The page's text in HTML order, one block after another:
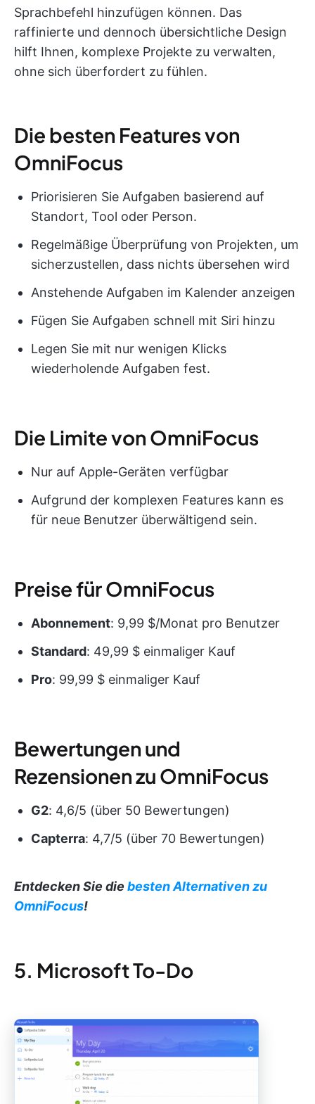
Sprachbefehl hinzufügen können. Das
raffinierte und dennoch übersichtliche Design
hilft Ihnen, komplexe Projekte zu verwalten,
ohne sich überfordert zu fühlen.
Die besten Features von
OmniFocus
Priorisieren Sie Aufgaben basierend auf
Standort, Tool oder Person.
Regelmäßige Überprüfung von Projekten, um
sicherzustellen, dass nichts übersehen wird
Anstehende Aufgaben im Kalender anzeigen
Fügen Sie Aufgaben schnell mit Siri hinzu
Legen Sie mit nur wenigen Klicks
wiederholende Aufgaben fest.
Die Limite von OmniFocus
Nur auf Apple-Geräten verfügbar
Aufgrund der komplexen Features kann es
für neue Benutzer überwältigend sein.
Preise für OmniFocus
Abonnement: 9,99 $/Monat pro Benutzer
Standard: 49,99 $ einmaliger Kauf
Pro: 99,99 $ einmaliger Kauf
Bewertungen und
Rezensionen zu OmniFocus
G2: 4,6/5 (über 50 Bewertungen)
Capterra: 4,7/5 (über 70 Bewertungen)
Entdecken Sie die besten Alternativen zu
OmniFocus!
5. Microsoft To-Do